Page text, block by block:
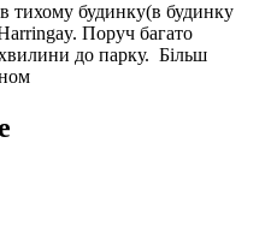
в тихому будинку(в будинку
Поруч багато
хвилини до парку. Більш